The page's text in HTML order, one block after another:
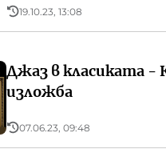
19.10.23, 13:08
Джаз в класиката -
изложба
07.06.23, 09:48